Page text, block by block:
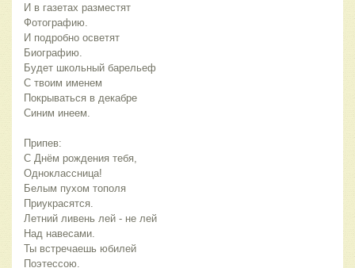
И в газетах разместят
Фотографию.
И подробно осветят
Биографию.
Будет школьный барельеф
С твоим именем
Покрываться в декабре
Синим инеем.
Припев:
С Днём рождения тебя,
Одноклассница!
Белым пухом тополя
Приукрасятся.
Летний ливень лей - не лей
Над навесами.
Ты встречаешь юбилей
Поэтессою.